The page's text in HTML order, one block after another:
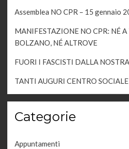
Assemblea NO CPR – 15 gennaio
MANIFESTAZIONE NO CPR: NÉ A
BOLZANO, NÉ ALTROVE
FUORI I FASCISTI DALLA
TANTI AUGURI CENTRO
Categorie
Appuntamenti